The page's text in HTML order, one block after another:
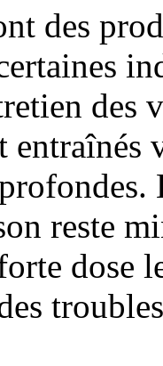
des
des
reste
dose